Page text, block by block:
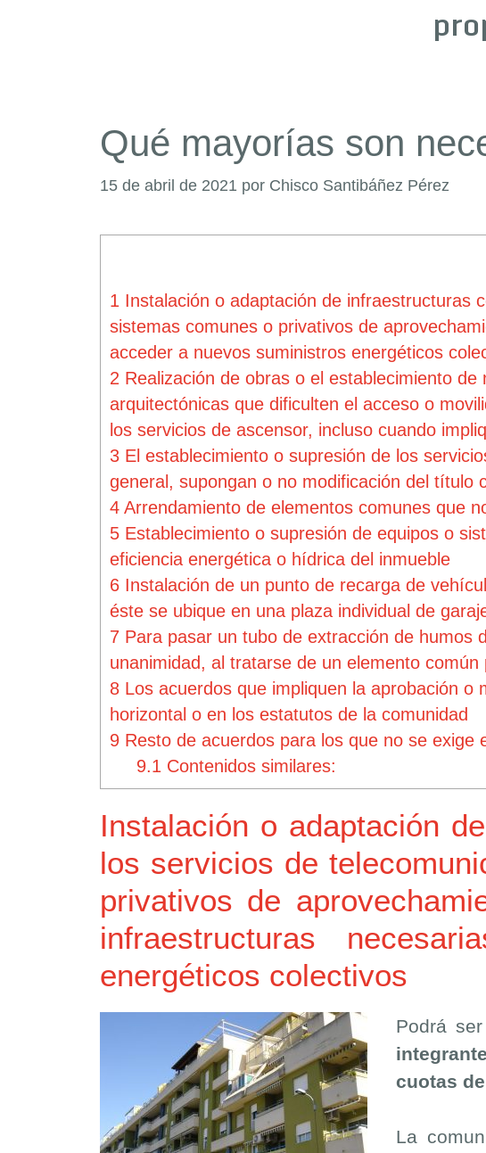
Qué mayorías son
15 de abril de 2021 por Chisco Santibáñez Pérez
1 Instalación o adaptación de infraestructuras
sistemas comunes o privativos de
acceder a nuevos suministros energéticos
2 Realización de obras o el establecimiento
arquitectónicas que dificulten el acceso o
los servicios de ascensor, incluso cuando
3 El establecimiento o supresión de los
general, supongan o no modificación del título
4 Arrendamiento de elementos comunes que
5 Establecimiento o supresión de equipos o
eficiencia energética o hídrica del inmueble
6 Instalación de un punto de recarga de
éste se ubique en una plaza individual de
7 Para pasar un tubo de extracción de humos
unanimidad, al tratarse de un elemento
8 Los acuerdos que impliquen la aprobación
horizontal o en los estatutos de la comunidad
9 Resto de acuerdos para los que no se
9.1 Contenidos similares:
Instalación o adaptación
los servicios de
privativos de
infraestructuras
energéticos colectivos
Podrá
cuotas
La